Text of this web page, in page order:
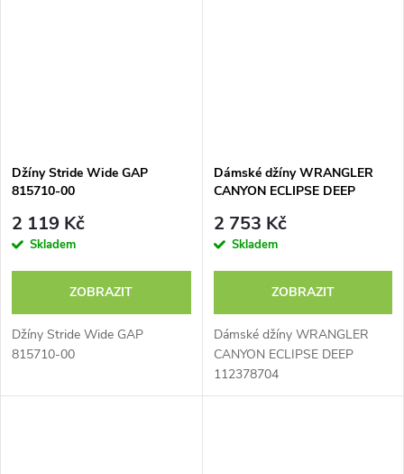
Džíny Stride Wide GAP
815710-00
2 119 Kč
Skladem
ZOBRAZIT
Džíny Stride Wide GAP
815710-00
Dámské džíny WRANGLER
CANYON ECLIPSE DEEP
2 753 Kč
Skladem
ZOBRAZIT
Dámské džíny WRANGLER
CANYON ECLIPSE DEEP
112378704